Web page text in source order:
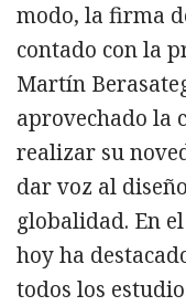
modo, la firma
contado con la
Martín
aprovechado la
realizar su
dar voz al
globalidad. En
hoy ha
todos los